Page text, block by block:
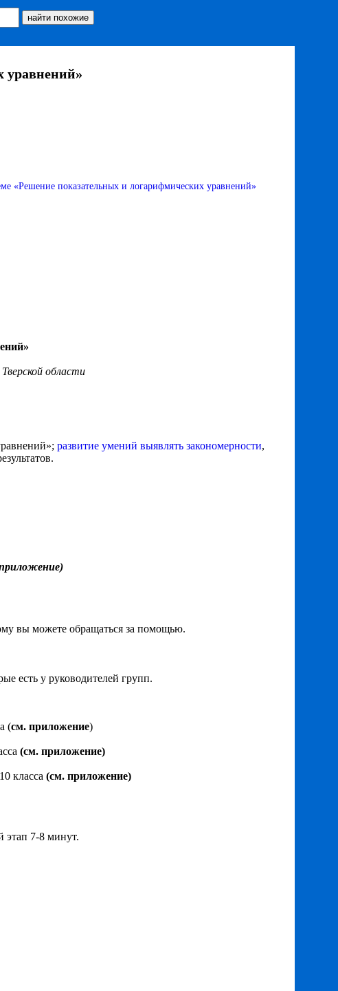
уравнений»
«Решение показательных и логарифмических уравнений»
области
развитие умений выявлять закономерности,
вы можете обращаться за помощью.
есть у руководителей групп.
(см. приложение)
(см. приложение)
класса (см. приложение)
этап 7-8 минут.